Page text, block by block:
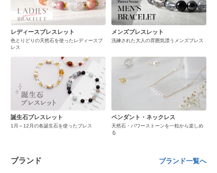
レディースブレスレット
色とりどりの天然石を使ったレディースブ
レス
メンズブレスレット
洗練された大人の雰囲気漂うメンズブレス
誕生石ブレスレット
1月～12月の各誕生石を使ったブレス
ペンダント・ネックレス
天然石・パワーストーンを一粒から楽しめ
る
ブランド ブランド一覧へ